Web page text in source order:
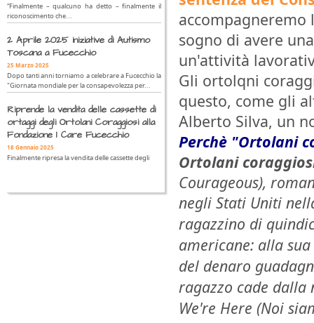
sogno di avere
un'attività
Gli ortolqni
questo, come gli
Alberto Silva, un
Perchè "Ortolani
Ortolani
Courageous),
negli Stati Uniti
ragazzino di
americane: alla
del denaro
ragazzo cade dalla
We're Here (Noi
“Finalmente – qualcuno ha detto – finalmente il
riconoscimento che...
2 Aprile 2025 iniziative di Autismo
Toscana a Fucecchio
25 Marzo 2025
Dopo tanti anni torniamo a celebrare a Fucecchio la
"Giornata mondiale per la consapevolezza per...
Riprende la vendita delle cassette di
ortaggi degli Ortolani Coraggiosi alla
Fondazione I Care Fucecchio
18 Gennaio 2025
Finalmente ripresa la vendita delle cassette degli